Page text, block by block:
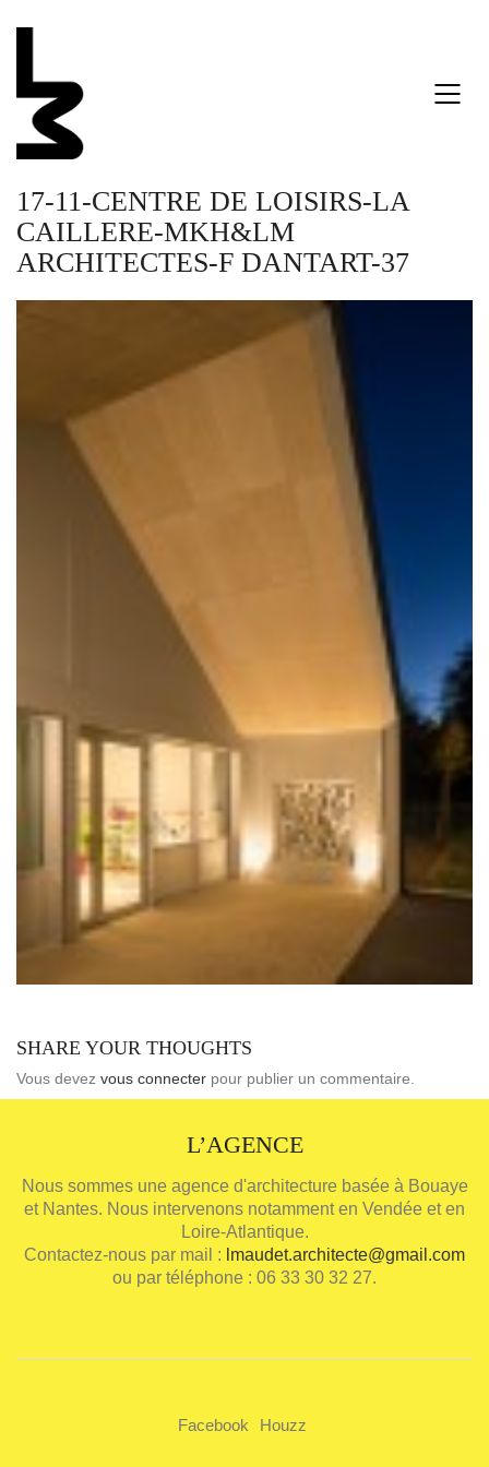
17-11-CENTRE DE LOISIRS-LA
CAILLERE-MKH&LM
ARCHITECTES-F DANTART-37
SHARE YOUR THOUGHTS
Vous devez vous connecter pour publier un commentaire.
L’AGENCE
Nous sommes une agence d'architecture basée à Bouaye
et Nantes. Nous intervenons notamment en Vendée et en
Loire-Atlantique.
Contactez-nous par mail : lmaudet.architecte@gmail.com
ou par téléphone : 06 33 30 32 27.
Facebook Houzz